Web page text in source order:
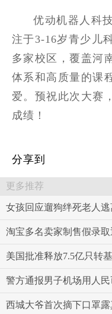
优动机器人科
注于3-16岁青少儿
多家校区，覆盖河
体系和高质量的课
爱。预祝此次大赛
成绩！
分享到
更多推荐
女孩回应遛狗绊死老人
淘宝多名卖家制售假录
美国批准释放7.5亿只转
警方通报男子机场用人
西城大爷首次摘下口罩